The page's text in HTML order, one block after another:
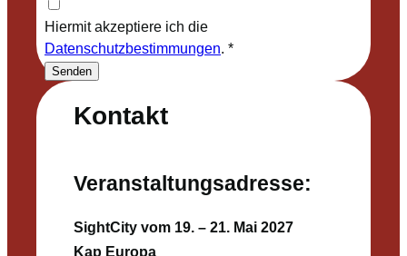
Kontakt
Veranstaltungsadresse:
SightCity vom 19. – 21. Mai 2027
Kap Europa
Hiermit akzeptiere ich die
Datenschutzbestimmungen. *
Senden